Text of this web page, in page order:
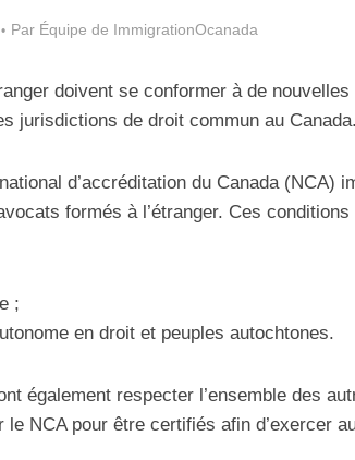
Par Équipe de ImmigrationOcanada
doivent se conformer à de nouvelles
jurisdictions de droit commun au Canada.
d’accréditation du Canada (NCA)
formés à l’étranger. Ces conditions
;
en droit et peuples autochtones.
également respecter l’ensemble des
NCA pour être certifiés afin d’exercer